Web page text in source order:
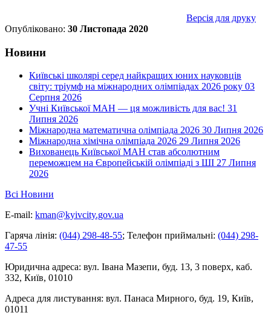
Версія для друку
Опубліковано: 30 Листопада 2020
Новини
Київські школярі серед найкращих юних науковців
світу: тріумф на міжнародних олімпіадах 2026 року 03
Серпня 2026
Учні Київської МАН — ця можливість для вас! 31
Липня 2026
Міжнародна математична олімпіада 2026 30 Липня 2026
Міжнародна хімічна олімпіада 2026 29 Липня 2026
Вихованець Київської МАН став абсолютним
переможцем на Європейській олімпіаді з ШІ 27 Липня
2026
Всі Новини
E-mail: kman@kyivcity.gov.ua
Гаряча лінія: (044) 298-48-55; Телефон приймальні: (044) 298-
47-55
Юридична адреса: вул. Івана Мазепи, буд. 13, 3 поверх, каб.
332, Київ, 01010
Адреса для листування: вул. Панаса Мирного, буд. 19, Київ,
01011